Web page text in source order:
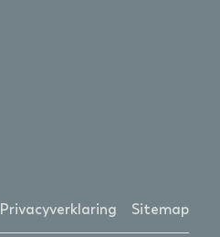
Privacyverklaring Sitemap